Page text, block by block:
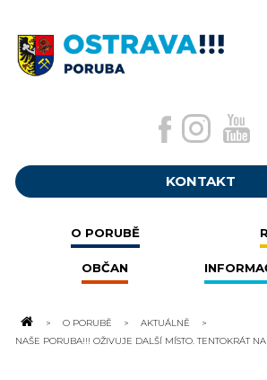
KONTAKT
O PORUBĚ
OBČAN
O PORUBĚ
AKTUÁLNĚ
NAŠE PORUBA!!! OŽIVUJE DALŠÍ MÍSTO. TENTOKRÁT